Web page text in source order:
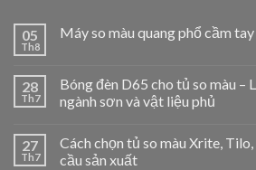
05
Th8
Máy so màu quang phổ cầm
28
Th7
Bóng đèn D65 cho tủ so màu –
ngành sơn và vật liệu phủ
27
Th7
Cách chọn tủ so màu Xrite,
cầu sản xuất